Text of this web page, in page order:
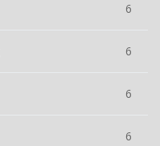
6
6
6
6